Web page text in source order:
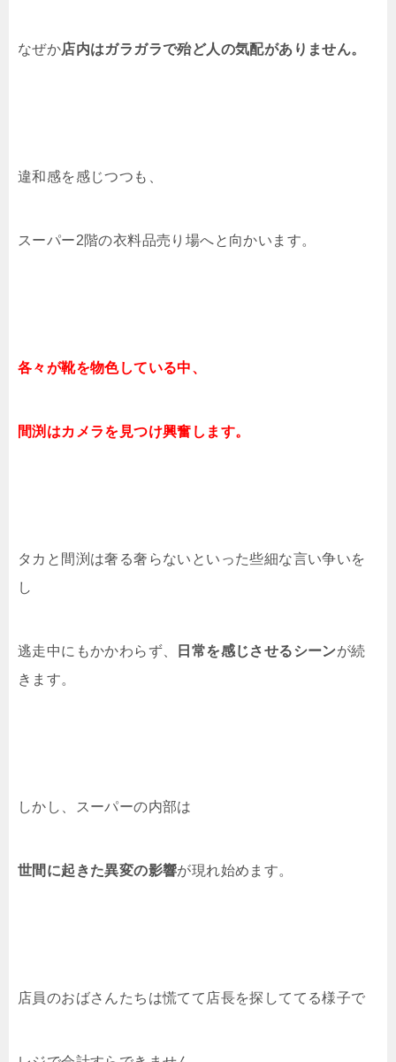
なぜか店内はガラガラで殆ど人の気配がありません。
違和感を感じつつも、
スーパー2階の衣料品売り場へと向かいます。
各々が靴を物色している中、
間渕はカメラを見つけ興奮します。
タカと間渕は奢る奢らないといった些細な言い争いを
し
逃走中にもかかわらず、 日常を感じさせるシーンが続
きます。
しかし、スーパーの内部は
世間に起きた異変の影響が現れ始めます。
店員のおばさんたちは慌てて店長を探しててる様子で